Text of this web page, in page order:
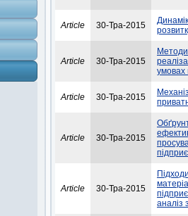
Article 30-Тра-2015
Article 30-Тра-2015
умовах
Article 30-Тра-2015
Article 30-Тра-2015
Article 30-Тра-2015
аналіз